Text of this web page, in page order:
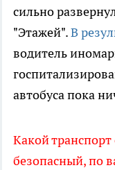
сильно
"Этажей".В
водитель
автобуса пока
Какой
безопасный, по